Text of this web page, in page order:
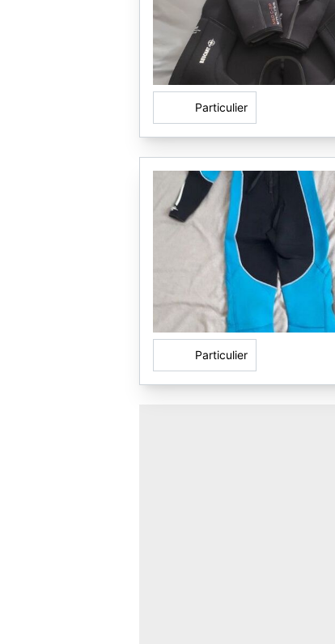
Particulier
Particulier